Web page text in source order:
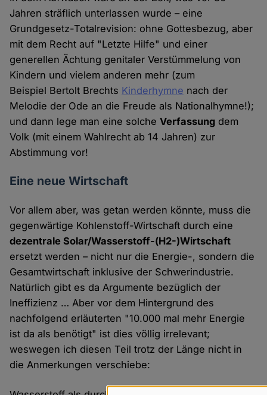
Jahren sträflich unterlassen wurde – eine
Grundgesetz-Totalrevision: ohne Gottesbezug, aber
mit dem Recht auf "Letzte Hilfe" und einer
generellen Ächtung genitaler Verstümmelung von
Kindern und vielem anderen mehr (zum
Beispiel Bertolt Brechts Kinderhymne nach der
Melodie der Ode an die Freude als Nationalhymne!);
und dann lege man eine solcheVerfassung dem
Volk (mit einem Wahlrecht ab 14 Jahren) zur
Abstimmung vor!
Eine neue Wirtschaft
Vor allem aber, was getan werden könnte, muss die
gegenwärtige Kohlenstoff-Wirtschaft durch eine
dezentrale Solar/Wasserstoff-(H2-)Wirtschaft
ersetzt werden – nicht nur die Energie-, sondern die
Gesamtwirtschaft inklusive der Schwerindustrie.
Natürlich gibt es da Argumente bezüglich der
Ineffizienz … Aber vor dem Hintergrund des
nachfolgend erläuterten "10.000 mal mehr Energie
ist da als benötigt" ist dies völlig irrelevant;
weswegen ich diesen Teil trotz der Länge nicht in
die Anmerkungen verschiebe: